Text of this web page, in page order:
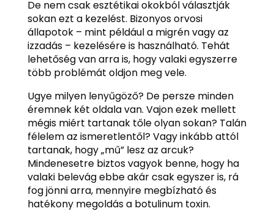
De nem csak esztétikai okokból választják
sokan ezt a kezelést. Bizonyos orvosi
állapotok – mint például a migrén vagy az
izzadás – kezelésére is használható. Tehát
lehetőség van arra is, hogy valaki egyszerre
több problémát oldjon meg vele.
Ugye milyen lenyűgöző? De persze minden
éremnek két oldala van. Vajon ezek mellett
mégis miért tartanak tőle olyan sokan? Talán
félelem az ismeretlentől? Vagy inkább attól
tartanak, hogy „mű” lesz az arcuk?
Mindenesetre biztos vagyok benne, hogy ha
valaki belevág ebbe akár csak egyszer is, rá
fog jönni arra, mennyire megbízható és
hatékony megoldás a botulinum toxin.